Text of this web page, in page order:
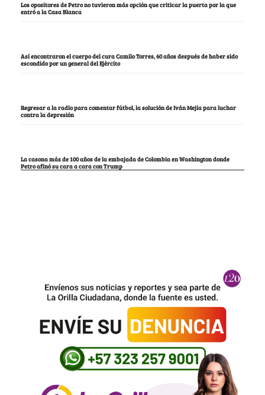
Los opositores de Petro no tuvieron más opción que criticar la puerta por la que
entró a la Casa Blanca
Así encontraron el cuerpo del cura Camilo Torres, 60 años después de haber sido
escondido por un general del Ejército
Regresar a la radio para comentar fútbol, la solución de Iván Mejía para luchar
contra la depresión
La casona más de 100 años de la embajada de Colombia en Washington donde
Petro afinó su cara a cara con Trump